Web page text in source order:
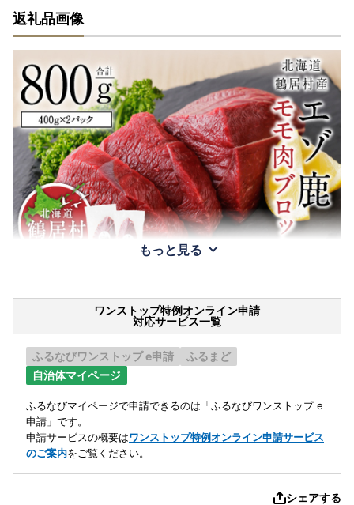
返礼品画像
もっと見る
ワンストップ特例オンライン申請
対応サービス一覧
ふるなびワンストップ e申請
ふるまど
自治体マイページ
ふるなびマイページで申請できるのは「ふるなびワンストップ e
申請」です。
申請サービスの概要はワンストップ特例オンライン申請サービス
のご案内をご覧ください。
シェアする